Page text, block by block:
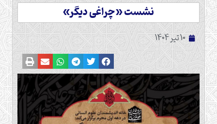
نشست «چراغی دیگر»
10 تیر 1404